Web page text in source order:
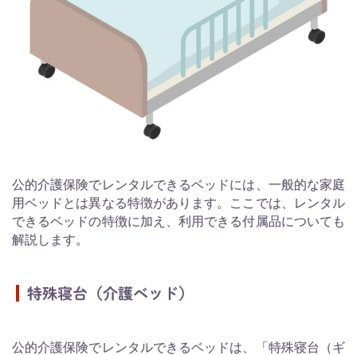
公的介護保険でレンタルできるベッドには、一般的な家庭
用ベッドとは異なる特徴があります。ここでは、レンタル
できるベッドの特徴に加え、利用できる付属品についても
解説します。
特殊寝台（介護ベッド）
公的介護保険でレンタルできるベッドは、「特殊寝台（ギ